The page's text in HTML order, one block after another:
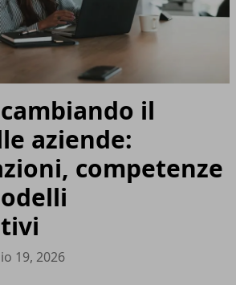
il
aziende:
competenze
19, 2026